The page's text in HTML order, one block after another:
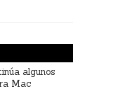
algunos
Mac